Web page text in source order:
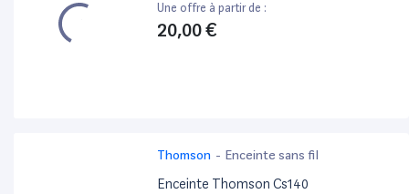
Une offre à partir de :
20,00 €
Thomson - Enceinte sans fil
Enceinte Thomson Cs140